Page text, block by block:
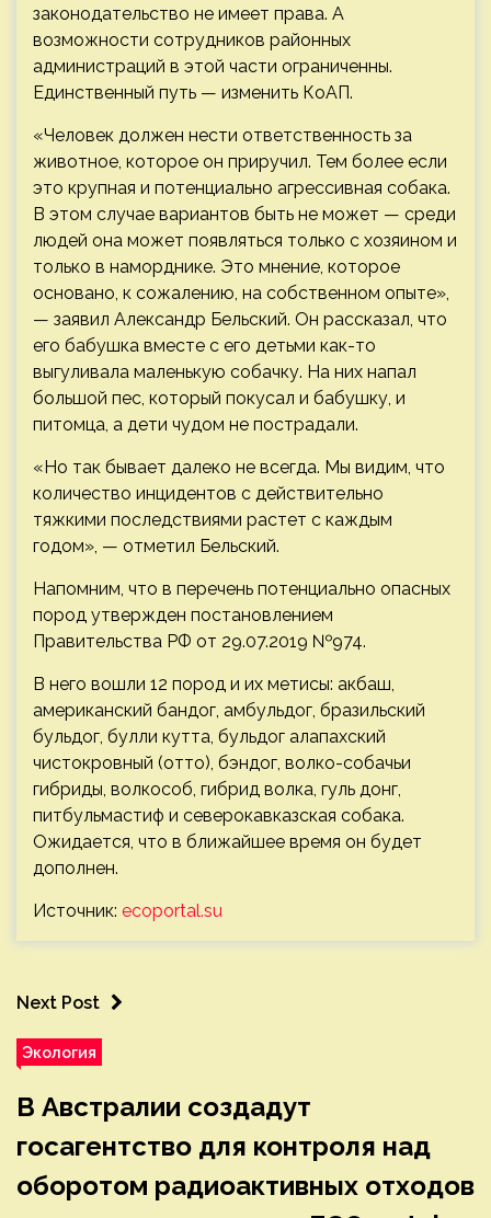
законодательство не имеет права. А
возможности сотрудников районных
администраций в этой части ограниченны.
Единственный путь — изменить КоАП.
«Человек должен нести ответственность за
животное, которое он приручил. Тем более если
это крупная и потенциально агрессивная собака.
В этом случае вариантов быть не может — среди
людей она может появляться только с хозяином и
только в наморднике. Это мнение, которое
основано, к сожалению, на собственном опыте»,
— заявил Александр Бельский. Он рассказал, что
его бабушка вместе с его детьми как-то
выгуливала маленькую собачку. На них напал
большой пес, который покусал и бабушку, и
питомца, а дети чудом не пострадали.
«Но так бывает далеко не всегда. Мы видим, что
количество инцидентов с действительно
тяжкими последствиями растет с каждым
годом», — отметил Бельский.
Напомним, что в перечень потенциально опасных
пород утвержден постановлением
Правительства РФ от 29.07.2019 №974.
В него вошли 12 пород и их метисы: акбаш,
американский бандог, амбульдог, бразильский
бульдог, булли кутта, бульдог алапахский
чистокровный (отто), бэндог, волко-собачьи
гибриды, волкособ, гибрид волка, гуль донг,
питбульмастиф и северокавказская собака.
Ожидается, что в ближайшее время он будет
дополнен.
Источник: ecoportal.su
Next Post
Экология
В Австралии создадут
госагентство для контроля над
оборотом радиоактивных отходов